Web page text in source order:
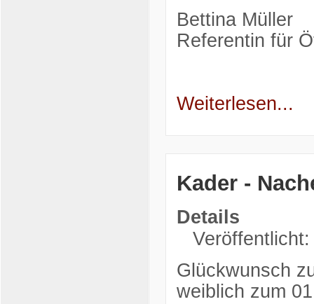
Bettina Müller
Referentin für
Weiterlesen...
Kader -
Details
Glückwunsch
weiblich zum